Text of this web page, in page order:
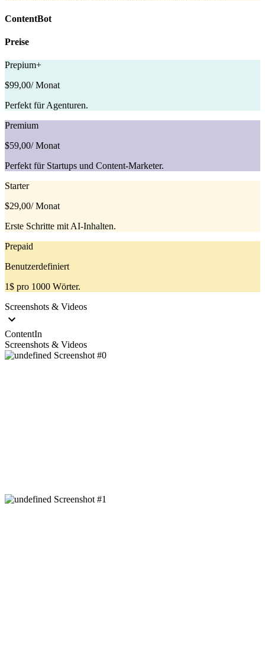
ContentBot
Preise
Prepium+
$99,00/ Monat
Perfekt für Agenturen.
Premium
$59,00/ Monat
Perfekt für Startups und Content-Marketer.
Starter
$29,00/ Monat
Erste Schritte mit AI-Inhalten.
Prepaid
Benutzerdefiniert
1$ pro 1000 Wörter.
Screenshots & Videos
ContentIn
Screenshots & Videos